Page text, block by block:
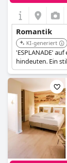
Romantik
KI-generiert
'ESPLANADE'
hindeuten. Ein
Kulisse für einen